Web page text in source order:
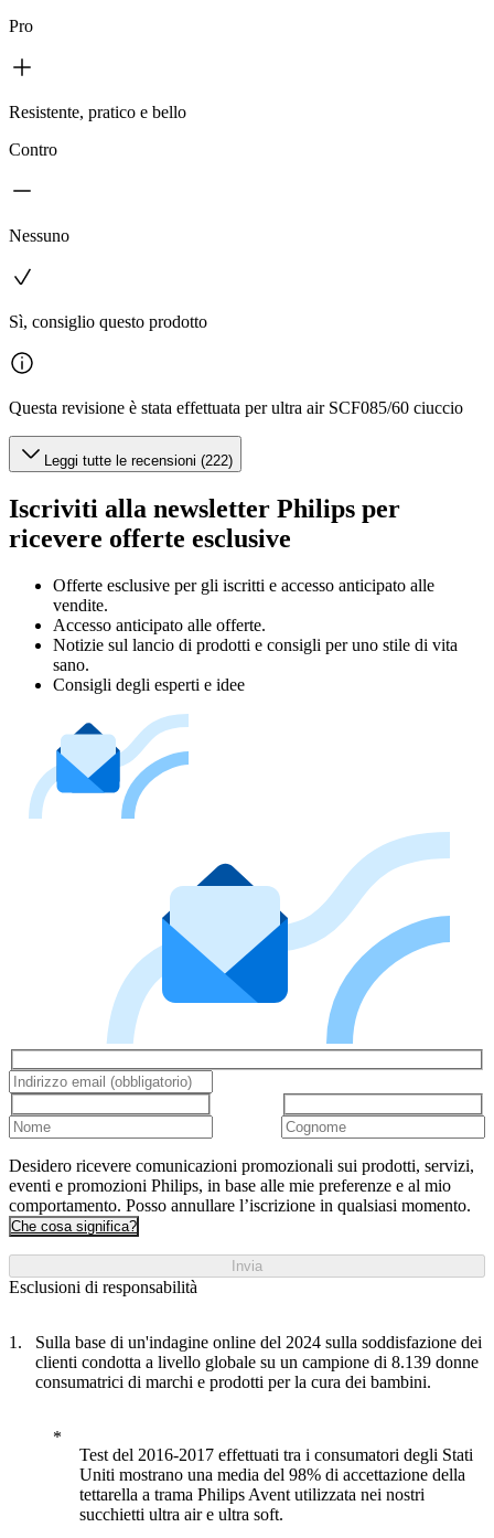
Pro
Resistente, pratico e bello
Contro
Nessuno
Sì, consiglio questo prodotto
Questa revisione è stata effettuata per ultra air SCF085/60 ciuccio
Leggi tutte le recensioni (222)
Iscriviti alla newsletter Philips per
ricevere offerte esclusive
Offerte esclusive per gli iscritti e accesso anticipato alle
vendite.
Accesso anticipato alle offerte.
Notizie sul lancio di prodotti e consigli per uno stile di vita
sano.
Consigli degli esperti e idee
Desidero ricevere comunicazioni promozionali sui prodotti, servizi,
eventi e promozioni Philips, in base alle mie preferenze e al mio
comportamento. Posso annullare l’iscrizione in qualsiasi momento.
Che cosa significa?
Invia
Esclusioni di responsabilità
Sulla base di un'indagine online del 2024 sulla soddisfazione dei
clienti condotta a livello globale su un campione di 8.139 donne
consumatrici di marchi e prodotti per la cura dei bambini.
Test del 2016-2017 effettuati tra i consumatori degli Stati
Uniti mostrano una media del 98% di accettazione della
tettarella a trama Philips Avent utilizzata nei nostri
succhietti ultra air e ultra soft.